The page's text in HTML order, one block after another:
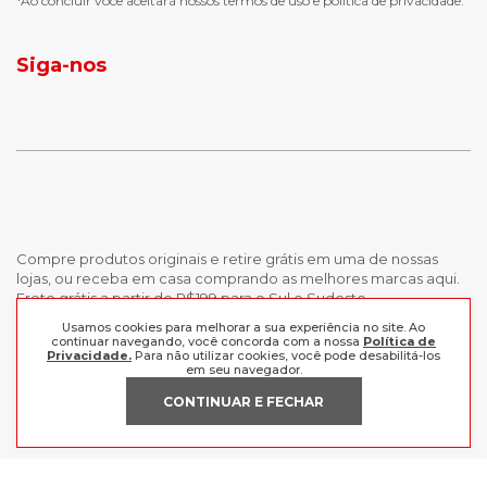
Usamos cookies para melhorar a sua experiência no site. Ao
continuar navegando, você concorda com a nossa Política de
Privacidade. Para não utilizar cookies, você pode desabilitá-los
em seu navegador.
CONTINUAR E FECHAR
calças femininas
Siga-nos
Compre produtos originais e retire grátis em uma de nossas
lojas, ou receba em casa comprando as melhores marcas aqui.
Frete grátis a partir de R$199 para o Sul e Sudeste.
INSTITUCIONAL
Trabalhe Conosco
Política de Privacidade